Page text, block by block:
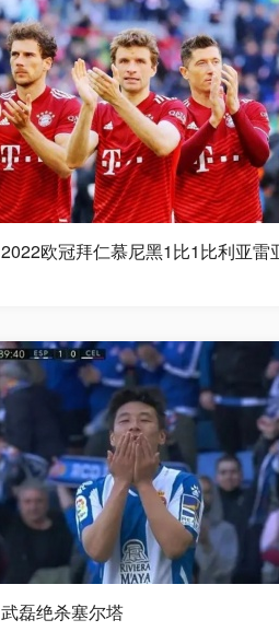
2022欧冠拜仁慕尼黑1比1比利亚雷
武磊绝杀塞尔塔